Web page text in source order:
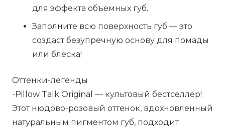
для эффекта объемных губ.
Заполните всю поверхность губ — это
создаст безупречную основу для помады
или блеска!
Оттенки-легенды
-Pillow Talk Original — культовый бестселлер!
Этот нюдово-розовый оттенок, вдохновленный
натуральным пигментом губ, подходит